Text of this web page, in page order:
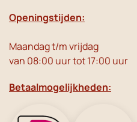
Openingstijden:
Maandag t/m vrijdag
van 08:00 uur tot 17:00 uur
Betaalmogelijkheden: